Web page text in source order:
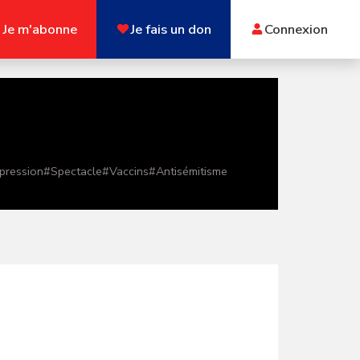
Je m'abonne Je fais un don Connexion
#Spectacle#Vaccins#Antisémitisme